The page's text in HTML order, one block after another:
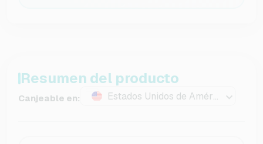
Resumen del producto
Canjeable en: Estados Unidos de América